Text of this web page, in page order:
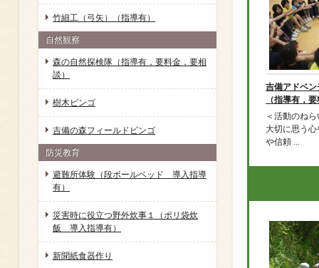
吉備アドベ
（指導有，
＜活動のね
大切に思う
や信頼 ...
竹細工（弓矢）（指導有）
自然観察
森の自然探検隊（指導有，要料金，要相
談）
樹木ビンゴ
吉備の森フィールドビンゴ
防災教育
避難所体験（段ボールベッド 導入指導
有）
災害時に役立つ野外炊事１（ポリ袋炊
飯 導入指導有）
新聞紙食器作り